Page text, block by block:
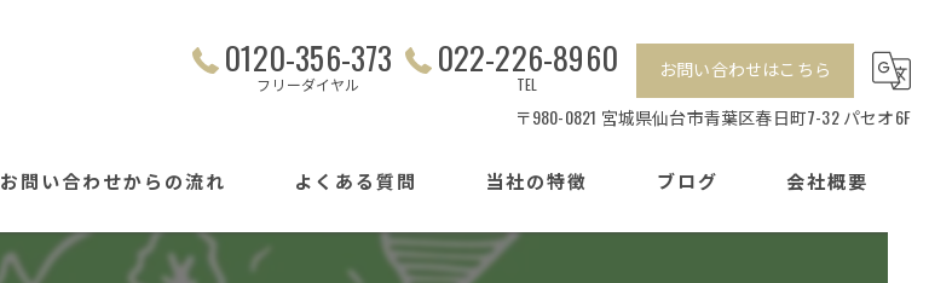
0120-356-373
フリーダイヤル
022-226-8960
TEL
お問い合わせはこちら
〒980-0821 宮城県仙台市青葉区春日町7-32 パセオ6F
お問い合わせからの流れ よくある質問 当社の特徴
相続
ブログ 会社概要